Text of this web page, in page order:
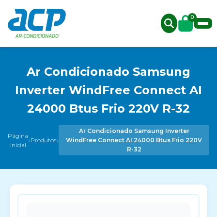
0
Ar Condicionado Samsung
Inverter WindFree Connect AI
24000 Btus Frio 220V R-32
Página
Inicial ›Produtos›
Ar Condicionado Samsung Inverter
WindFree Connect AI 24000 Btus Frio 220V
R-32